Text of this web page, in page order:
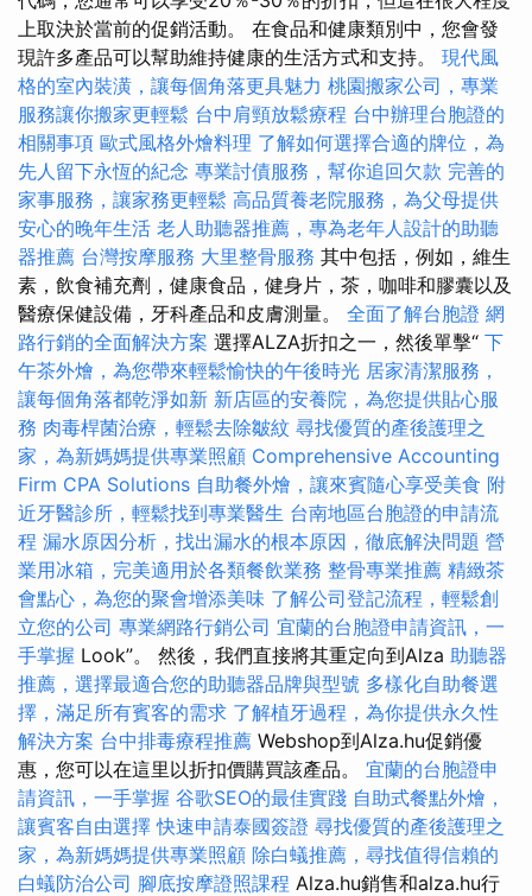
上取決於當前的促銷活動。 在食品和健康類別中，您會發
現許多產品可以幫助維持健康的生活方式和支持。 現代風
格的室內裝潢，讓每個角落更具魅力 桃園搬家公司，專業
服務讓你搬家更輕鬆 台中肩頸放鬆療程 台中辦理台胞證的
相關事項 歐式風格外燴料理 了解如何選擇合適的牌位，為
先人留下永恆的紀念 專業討債服務，幫你追回欠款 完善的
家事服務，讓家務更輕鬆 高品質養老院服務，為父母提供
安心的晚年生活 老人助聽器推薦，專為老年人設計的助聽
器推薦 台灣按摩服務 大里整骨服務 其中包括，例如，維生
素，飲食補充劑，健康食品，健身片，茶，咖啡和膠囊以及
醫療保健設備，牙科產品和皮膚測量。 全面了解台胞證 網
路行銷的全面解決方案 選擇ALZA折扣之一，然後單擊“ 下
午茶外燴，為您帶來輕鬆愉快的午後時光 居家清潔服務，
讓每個角落都乾淨如新 新店區的安養院，為您提供貼心服
務 肉毒桿菌治療，輕鬆去除皺紋 尋找優質的產後護理之
家，為新媽媽提供專業照顧 Comprehensive Accounting
Firm CPA Solutions 自助餐外燴，讓來賓隨心享受美食 附
近牙醫診所，輕鬆找到專業醫生 台南地區台胞證的申請流
程 漏水原因分析，找出漏水的根本原因，徹底解決問題 營
業用冰箱，完美適用於各類餐飲業務 整骨專業推薦 精緻茶
會點心，為您的聚會增添美味 了解公司登記流程，輕鬆創
立您的公司 專業網路行銷公司 宜蘭的台胞證申請資訊，一
手掌握 Look”。 然後，我們直接將其重定向到Alza 助聽器
推薦，選擇最適合您的助聽器品牌與型號 多樣化自助餐選
擇，滿足所有賓客的需求 了解植牙過程，為你提供永久性
解決方案 台中排毒療程推薦 Webshop到Alza.hu促銷優
惠，您可以在這里以折扣價購買該產品。 宜蘭的台胞證申
請資訊，一手掌握 谷歌SEO的最佳實踐 自助式餐點外燴，
讓賓客自由選擇 快速申請泰國簽證 尋找優質的產後護理之
家，為新媽媽提供專業照顧 除白蟻推薦，尋找值得信賴的
白蟻防治公司 腳底按摩證照課程 Alza.hu銷售和alza.hu行